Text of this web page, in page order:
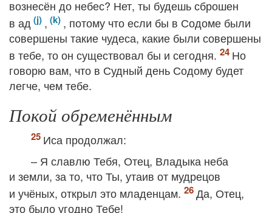
вознесён до небес? Нет, ты будешь сброшен
в ад
,
, потому что если бы в Содоме были
совершены такие чудеса, какие были совершены
в тебе, то он существовал бы и сегодня.
Но
говорю вам, что в Судный день Содому будет
легче, чем тебе.
Покой обременённым
Иса продолжал:
– Я славлю Тебя, Отец, Владыка неба
и земли, за то, что Ты, утаив от мудрецов
и учёных, открыл это младенцам.
Да, Отец,
это было угодно Тебе!